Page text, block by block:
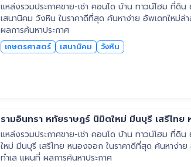
แหล่งรวมประกาศขาย-เช่า คอนโด บ้าน ทาวน์โฮม ที่ดิน
เสนานิคม วังหิน ในราคาดีที่สุด ค้นหาง่าย อัพเดทใหม่
ผลการค้นหาประกาศ
เกษตรศาสตร์ เสนานิคม วังหิน
รามอินทรา หทัยราษฎร์ นิมิตใหม่ มีนบุรี เสรีไทย
แหล่งรวมประกาศขาย-เช่า คอนโด บ้าน ทาวน์โฮม ที่ดิ
ใหม่ มีนบุรี เสรีไทย หนองจอก ในราคาดีที่สุด ค้นหาง่า
ทำเล แผนที่ ผลการค้นหาประกาศ